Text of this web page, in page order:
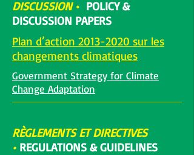
DISCUSSION• POLICY &
DISCUSSION PAPERS
Plan d’action 2013-2020 sur les
changements climatiques
Government Strategy for Climate
Change Adaptation
RÈGLEMENTS ET DIRECTIVES
• REGULATIONS & GUIDELINES